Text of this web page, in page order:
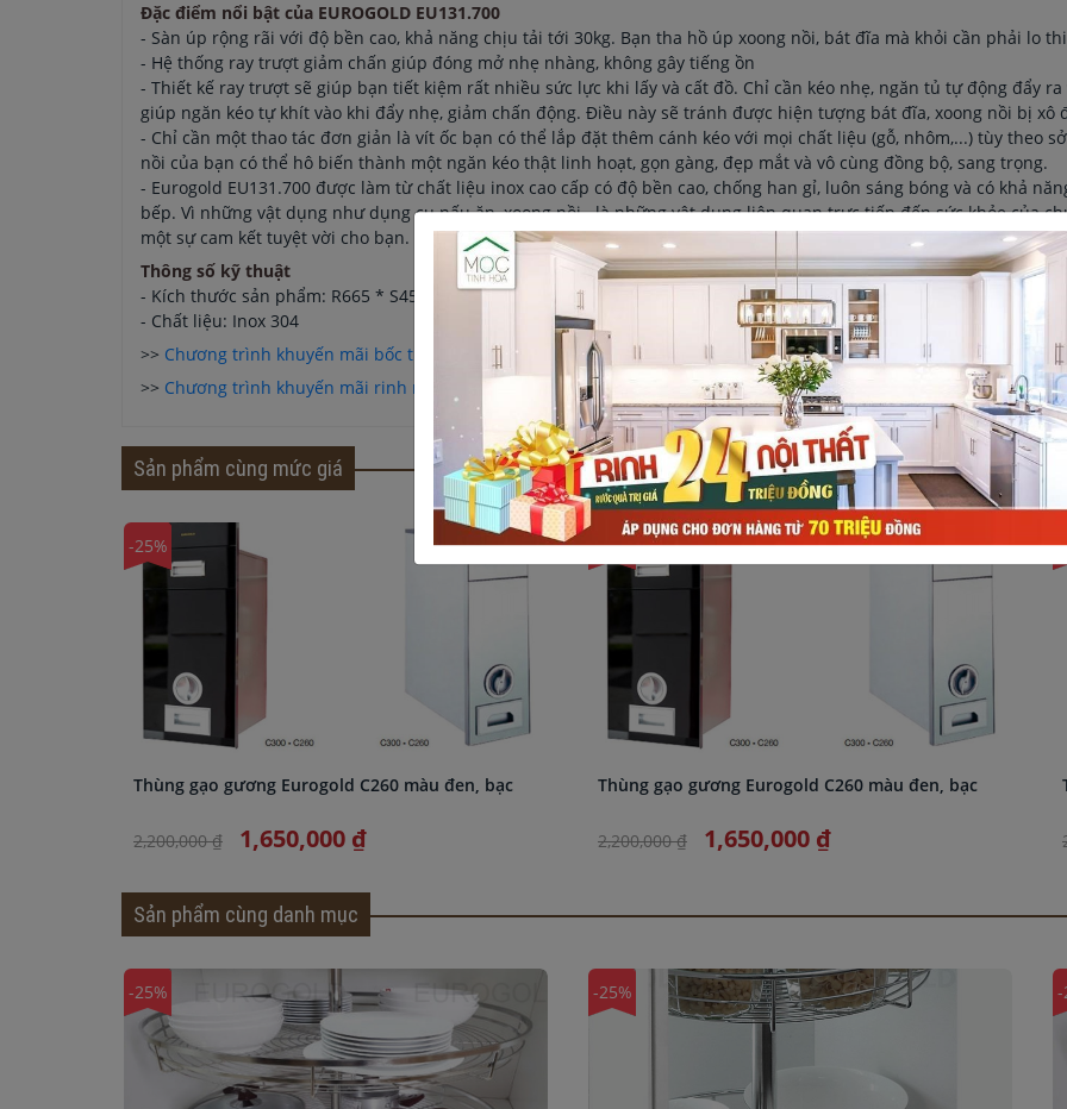
Đặc điểm nổi bật của EUROGOLD EU131.700
- Sàn úp rộng rãi với độ bền cao, khả năng chịu tải tới 30kg. Bạn tha hồ úp xoong nồi, bát đĩa mà khỏi cần phải lo
- Hệ thống ray trượt giảm chấn giúp đóng mở nhẹ nhàng, không gây tiếng ồn
- Thiết kế ray trượt sẽ giúp bạn tiết kiệm rất nhiều sức lực khi lấy và cất đồ. Chỉ cần kéo nhẹ, ngăn tủ tự động đẩy
giúp ngăn kéo tự khít vào khi đẩy nhẹ, giảm chấn động. Điều này sẽ tránh được hiện tượng bát đĩa, xoong nồi bị xô
- Chỉ cần một thao tác đơn giản là vít ốc bạn có thể lắp đặt thêm cánh kéo với mọi chất liệu (gỗ, nhôm,...) tùy theo
nồi của bạn có thể hô biến thành một ngăn kéo thật linh hoạt, gọn gàng, đẹp mắt và vô cùng đồng bộ, sang trọng.
- Eurogold EU131.700 được làm từ chất liệu inox cao cấp có độ bền cao, chống han gỉ, luôn sáng bóng và có khả
bếp. Vì những vật dụng như dụng cụ nấu ăn, xoong nồi.. là những vật dụng liên quan trực tiếp đến sức khỏe của
một sự cam kết tuyệt vời cho bạn.
Thông số kỹ thuật
- Kích thước sản phẩm: R665 * S450 * C175 (mm)
- Chất liệu: Inox 304
>> Chương trình khuyến mãi bốc thăm trúng thưởng nhận ngàn quà tặng
>> Chương trình khuyến mãi rinh nội thất rước quà khủng trị giá 24 triệu đồng
Sản phẩm cùng mức giá
-25%
Thùng gạo gương Eurogold C260 màu đen, bạc
2,200,000 ₫ 1,650,000 ₫
-25%
Thùng gạo gương Eurogold C260 màu đen, bạc
2,200,000 ₫ 1,650,000 ₫
-
Sản phẩm cùng danh mục
-25% -25% -